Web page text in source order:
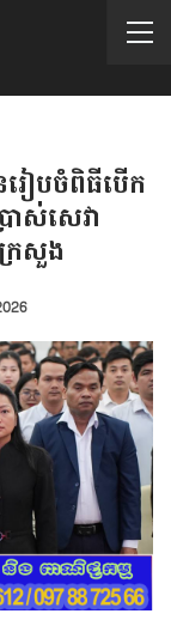
ៀបចំពិធីបើក
ាស់សេវា
រសួង